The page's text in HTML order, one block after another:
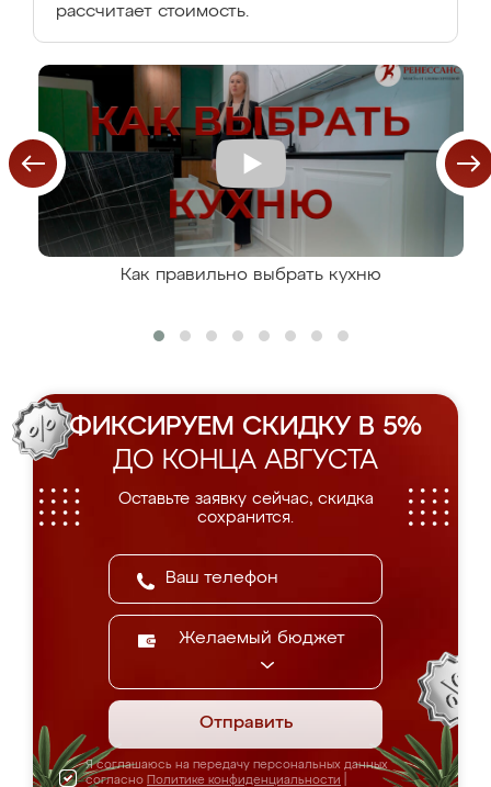
рассчитает стоимость.
Как правильно выбрать кухню
ФИКСИРУЕМ СКИДКУ В 5%
ДО КОНЦА АВГУСТА
Оставьте заявку сейчас, скидка
сохранится.
Желаемый бюджет
Отправить
Я соглашаюсь на передачу персональных данных
согласно Политике конфиденциальности